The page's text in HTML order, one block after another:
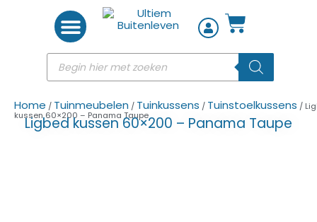
Home / Tuinmeubelen / Tuinkussens / Tuinstoelkussens /
kussen 60×200 – Panama Taupe
Ligbed kussen 60×200 – Panama Taupe